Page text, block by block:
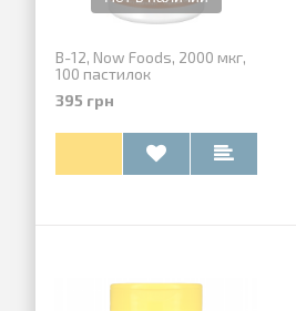
B-12, Now Foods, 2000 мкг,
100 пастилок
395 грн